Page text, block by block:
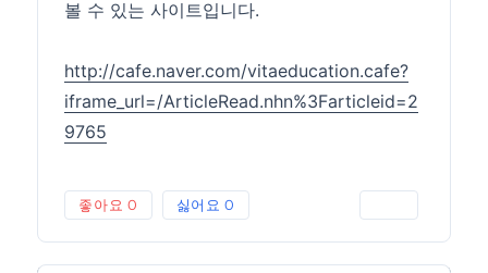
볼 수 있는 사이트입니다.
http://cafe.naver.com/vitaeducation.cafe?
iframe_url=/ArticleRead.nhn%3Farticleid=2
9765
좋아요 0 싫어요 0